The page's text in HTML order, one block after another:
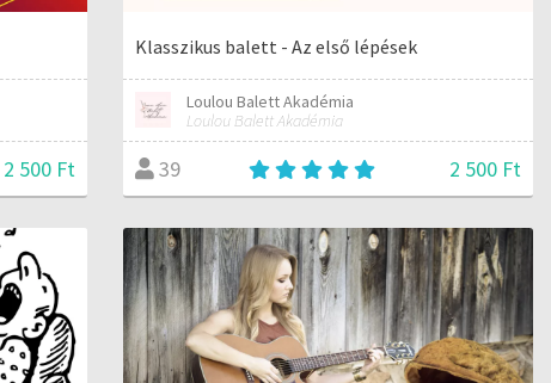
2 500 Ft
Klasszikus balett - Az első lépések
Loulou Balett Akadémia
Loulou Balett Akadémia
39 2 500 Ft